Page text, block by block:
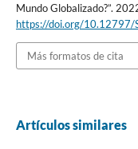
Mundo Globalizado?”.
https://doi.org/10.12797/
Más formatos de cita
Artículos similares